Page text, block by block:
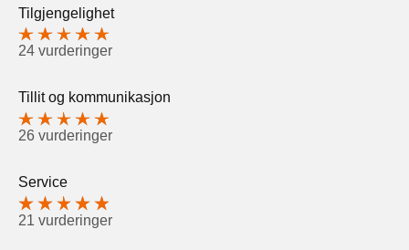
Tilgjengelighet
24 vurderinger
Tillit og kommunikasjon
26 vurderinger
Service
21 vurderinger